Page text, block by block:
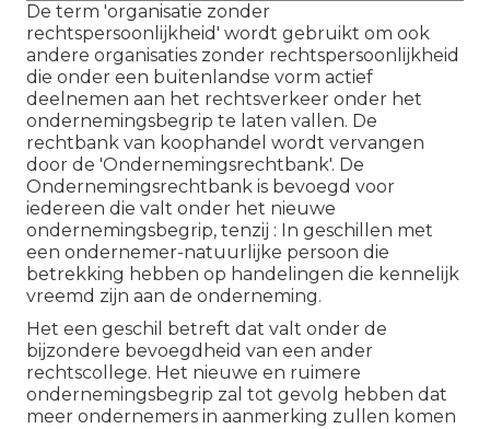
De term 'organisatie zonder
rechtspersoonlijkheid' wordt gebruikt om ook
andere organisaties zonder rechtspersoonlijkheid
die onder een buitenlandse vorm actief
deelnemen aan het rechtsverkeer onder het
ondernemingsbegrip te laten vallen. De
rechtbank van koophandel wordt vervangen
door de 'Ondernemingsrechtbank'. De
Ondernemingsrechtbank is bevoegd voor
iedereen die valt onder het nieuwe
ondernemingsbegrip, tenzij : In geschillen met
een ondernemer-natuurlijke persoon die
betrekking hebben op handelingen die kennelijk
vreemd zijn aan de onderneming.
Het een geschil betreft dat valt onder de
bijzondere bevoegdheid van een ander
rechtscollege. Het nieuwe en ruimere
ondernemingsbegrip zal tot gevolg hebben dat
meer ondernemers in aanmerking zullen komen